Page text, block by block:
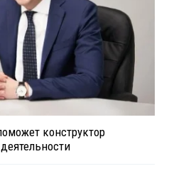
конструктор